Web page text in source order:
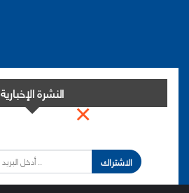
النشرة الإخبارية
الاشتراك
×